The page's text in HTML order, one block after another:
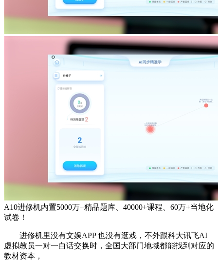
A10进修机内置5000万+精品题库、40000+课程、60万+当地化
试卷！
进修机里没有文娱APP 也没有逛戏，不外跟科大讯飞AI
虚拟教员一对一白话交换时，全国大部门地域都能找到对应的
教材资本，